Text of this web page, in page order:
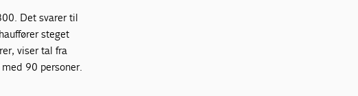
Det svarer til
steget
viser tal fra
90 personer.